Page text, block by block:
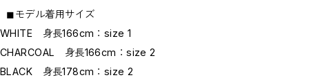
◼︎モデル着用サイズ
WHITE 身長166cm：size 1
CHARCOAL 身長166cm：size 2
BLACK 身長178cm：size 2